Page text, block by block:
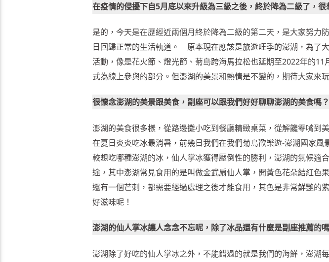
在疫情的侵擾下自5月底以來升級為三級之後，終於降為二級了，很
是的，今天是在歷經近兩個月終於降為二級的第二天，是大家努力
日回歸正常的生活軌道。 原本現在應該是旅遊旺季的澎湖，為了
活動，像是花火節、燈光節、菊島跨海馬拉松也延期至2022年的
式為線上參與的部分。但澎湖的美景和熱情是不變的，期待大家來玩
很懷念澎湖的美景跟美食，副座可以跟我們好好聊聊澎湖的美食嗎？
澎湖的美食很多樣，從路邊攤小吃到餐廳精緻桌菜，從解饞零嘴到
在夏日炎炎吃冰最消暑，前幾日我們在我們菊島歡樂遊-澎湖國家
較想吃哪種澎湖的冰，仙人掌冰獲得壓倒性的勝利，澎湖的氣候適
途，其中澎湖常見食用的是叫做金武扇仙人掌，開黃色花朵結紅色
還有一個芒刺，都需要經過處理之後才能食用，其色是非常鮮艷的
好滋味呢！
澎湖的仙人掌冰讓人念念不忘呢，除了冰品還有什麼是副座推薦的
澎湖除了好吃的仙人掌冰之外，不能錯過的就是我們的海鮮，澎湖